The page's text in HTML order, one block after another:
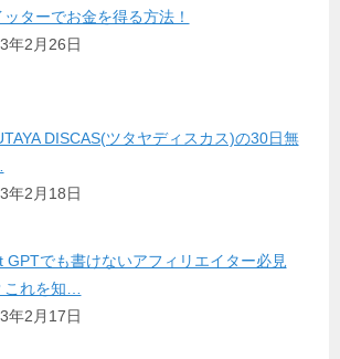
ッターでお金を得る方法！
年2月26日
DISCAS(ツタヤディスカス)の30日無
年2月18日
GPTでも書けないアフィリエイター必見
これを知…
年2月17日